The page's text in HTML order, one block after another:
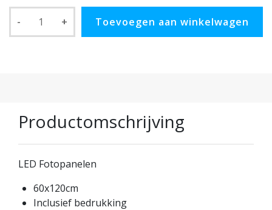
- + Toevoegen aan winkelwagen
Productomschrijving
LED Fotopanelen
60x120cm
Inclusief bedrukking